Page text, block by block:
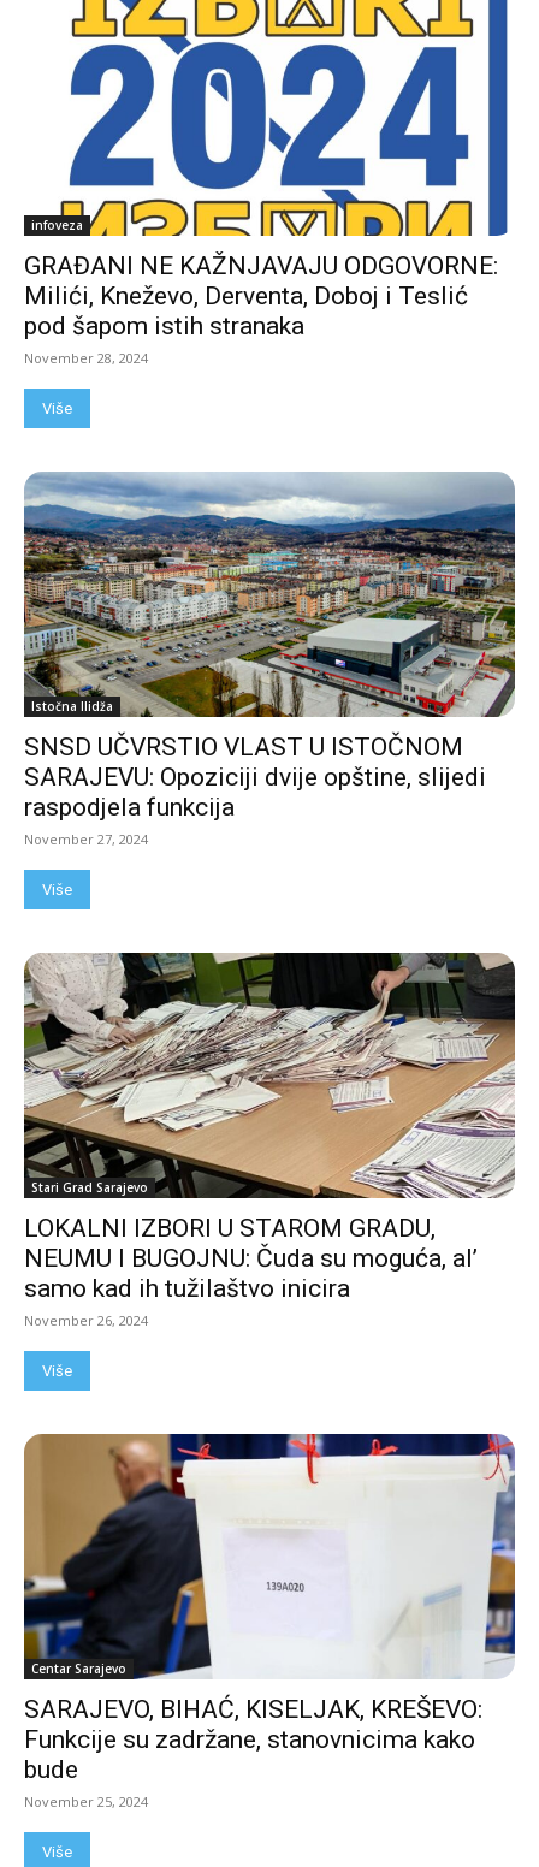
infoveza
GRAĐANI NE KAŽNJAVAJU ODGOVORNE:
Milići, Kneževo, Derventa, Doboj i Teslić
pod šapom istih stranaka
November 28, 2024
Više
Istočna Ilidža
SNSD UČVRSTIO VLAST U ISTOČNOM
SARAJEVU: Opoziciji dvije opštine, slijedi
raspodjela funkcija
November 27, 2024
Više
Stari Grad Sarajevo
LOKALNI IZBORI U STAROM GRADU,
NEUMU I BUGOJNU: Čuda su moguća, al’
samo kad ih tužilaštvo inicira
November 26, 2024
Više
Centar Sarajevo
SARAJEVO, BIHAĆ, KISELJAK, KREŠEVO:
Funkcije su zadržane, stanovnicima kako
bude
November 25, 2024
Više